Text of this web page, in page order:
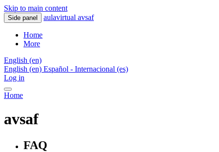
Skip to main content
Side panel aulavirtual avsaf
Home
More
English ‎(en)‎
English ‎(en)‎ Español - Internacional ‎(es)‎
Log in
Home
avsaf
FAQ